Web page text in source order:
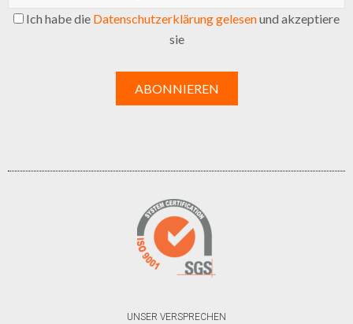
Ich habe die Datenschutzerklärung gelesenund akzeptiere
sie
UNSER VERSPRECHEN